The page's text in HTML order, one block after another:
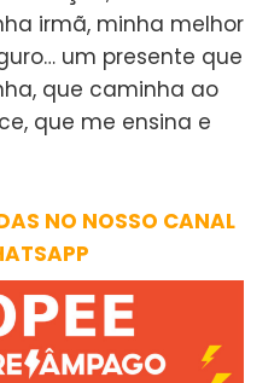
irmã, minha melhor
um presente que
que caminha ao
que me ensina e
NO NOSSO CANAL